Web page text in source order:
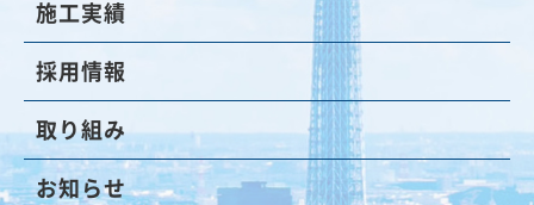
施工実績
採用情報
取り組み
お知らせ